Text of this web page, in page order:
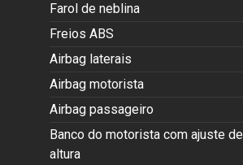
Farol de neblina
Freios ABS
Airbag laterais
Airbag motorista
Airbag passageiro
Banco do motorista com ajuste de
altura